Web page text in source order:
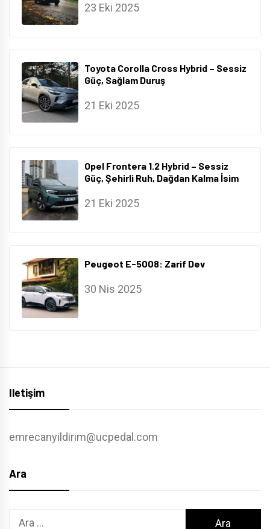
23 Eki 2025
Toyota Corolla Cross Hybrid – Sessiz
Güç, Sağlam Duruş
21 Eki 2025
Opel Frontera 1.2 Hybrid – Sessiz
Güç, Şehirli Ruh, Dağdan Kalma İsim
21 Eki 2025
Peugeot E-5008: Zarif Dev
30 Nis 2025
Iletişim
emrecanyildirim@ucpedal.com
Ara
Arama: